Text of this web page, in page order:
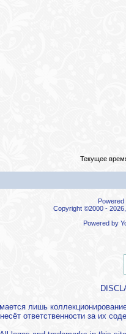
Текущее
Copyright ©2000 -
Powered by
лишь
ответственности за